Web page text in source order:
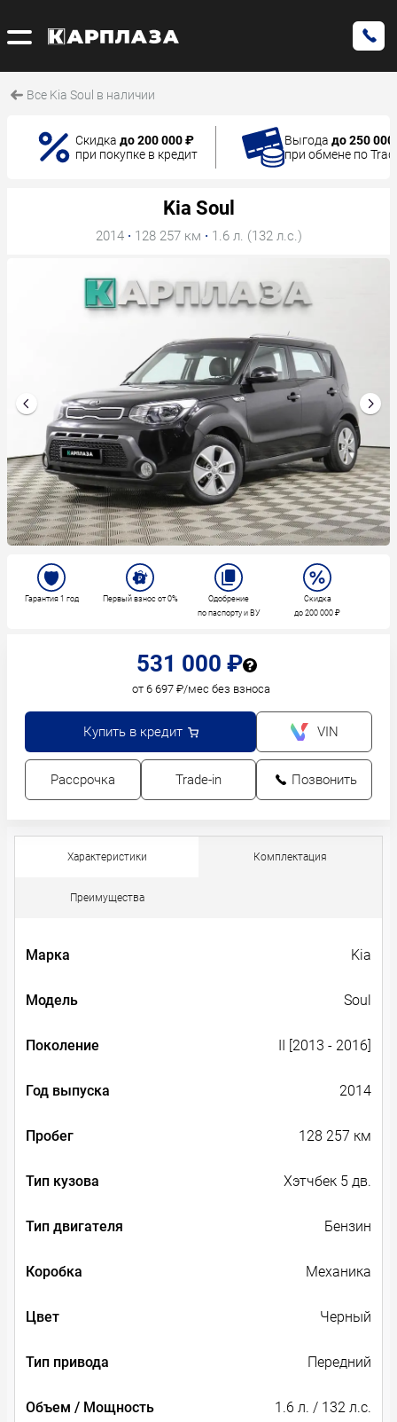
Все Kia Soul в наличии
Скидка до 200 000 ₽
при покупке в кредит
Выгода до 250
при обмене по
531 000 ₽
от 6 697 ₽/мес без взноса
Купить в кредит VIN
Рассрочка Trade-in Позвонить
Гарантия 1 год Первый взнос от 0%
Одобрение
по паспорту и ВУ
Скидка
до 200 000 ₽
Kia Soul
2014 · 128 257 км · 1.6 л. (132 л.с.)
Характеристики Комплектация
Преимущества
Марка Kia
Модель Soul
Поколение II [2013 - 2016]
Год выпуска 2014
Пробег 128 257 км
Тип кузова Хэтчбек 5 дв.
Тип двигателя Бензин
Коробка Механика
Цвет Черный
Тип привода Передний
Объем / Мощность 1.6 л. / 132 л.с.